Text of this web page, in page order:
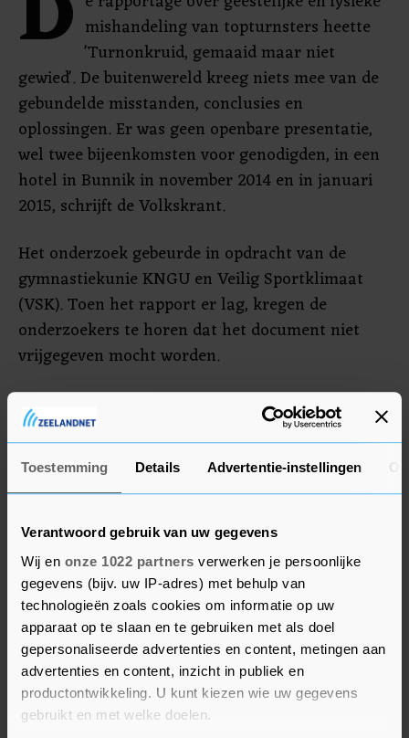
Toestemming Details Advertentie-instellingen
Verantwoord gebruik van uw gegevens
Wij en onze 1022 partners verwerken je persoonlijke
gegevens (bijv. uw IP-adres) met behulp van
technologieën zoals cookies om informatie op uw
apparaat op te slaan en te gebruiken met als doel
gepersonaliseerde advertenties en content, metingen aan
advertenties en content, inzicht in publiek en
productontwikkeling. U kunt kiezen wie uw gegevens
gebruikt en met welke doelen.
mishandeling van topturnsters heette
'Turnonkruid, gemaaid maar niet
gewied'. De buitenwereld kreeg niets mee van de
gebundelde misstanden, conclusies en
oplossingen. Er was geen openbare presentatie,
wel twee bijeenkomsten voor genodigden, in een
hotel in Bunnik in november 2014 en in januari
2015, schrijft de Volkskrant.
Het onderzoek gebeurde in opdracht van de
gymnastiekunie KNGU en Veilig Sportklimaat
(VSK). Toen het rapport er lag, kregen de
onderzoekers te horen dat het document niet
vrijgegeven mocht worden.
Toenmalig voorzitter Jos Geukers zegt tegen de
Volkskrant zich het rapport 'vaag' te kunnen
herinneren. "Ik weet bij god niet meer wat er in
stond. Ik was druk met de financiële problemen